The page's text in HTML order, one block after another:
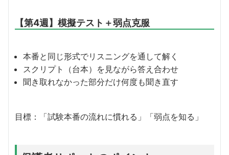
【第4週】模擬テスト＋弱点克服
本番と同じ形式でリスニングを通して解く
スクリプト（台本）を見ながら答え合わせ
聞き取れなかった部分だけ何度も聞き直す
目標：「試験本番の流れに慣れる」「弱点を知る」